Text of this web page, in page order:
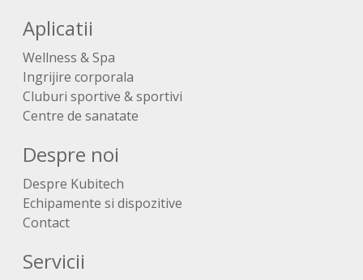
Aplicatii
Wellness & Spa
Ingrijire corporala
Cluburi sportive & sportivi
Centre de sanatate
Despre noi
Despre Kubitech
Echipamente si dispozitive
Contact
Servicii